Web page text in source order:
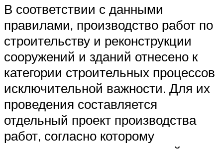
В соответствии с данными
правилами, производство работ по
строительству и реконструкции
сооружений и зданий отнесено к
категории строительных процессов
исключительной важности. Для их
проведения составляется
отдельный проект производства
работ, согласно которому